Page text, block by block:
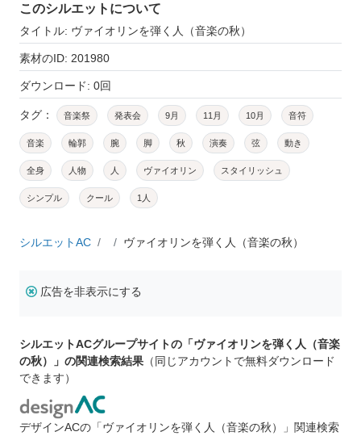
このシルエットについて
タイトル: ヴァイオリンを弾く人（音楽の秋）
素材のID: 201980
ダウンロード: 0回
タグ： 音楽祭 発表会 9月 11月 10月 音符
音楽 輪郭 腕 脚 秋 演奏 弦 動き
全身 人物 人 ヴァイオリン スタイリッシュ
シンプル クール 1人
シルエットAC ヴァイオリンを弾く人（音楽の秋）
広告を非表示にする
シルエットACグループサイトの「ヴァイオリンを弾く人（音楽
の秋）」の関連検索結果 （同じアカウントで無料ダウンロード
できます）
デザインACの「ヴァイオリンを弾く人（音楽の秋）」関連検索